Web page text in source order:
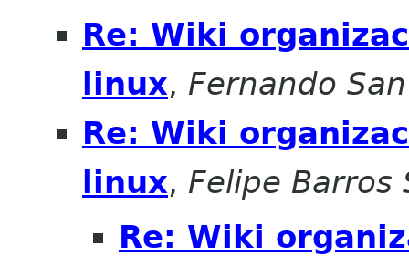
Re: Wiki
linux, Fernando
Re: Wiki
linux, Felipe Barros
Re: Wiki